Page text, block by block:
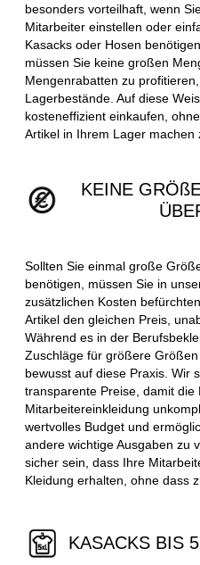
besonders vorteilhaft, wenn
Mitarbeiter einstellen oder
Kasacks oder Hosen
müssen Sie keine großen
Mengenrabatten zu
Lagerbestände. Auf diese
kosteneffizient einkaufen,
Artikel in Ihrem Lager machen
KEINE
Sollten Sie einmal große
benötigen, müssen Sie in
zusätzlichen Kosten
Artikel den gleichen Preis,
Während es in der
Zuschläge für größere
bewusst auf diese Praxis. Wir
transparente Preise, damit die
Mitarbeitereinkleidung
wertvolles Budget und
andere wichtige Ausgaben zu
sicher sein, dass Ihre
Kleidung erhalten, ohne dass
KASACKS BIS